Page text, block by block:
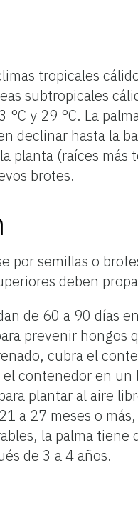
tropicales
subtropicales
y 29 °C. La
declinar hasta la
planta (raíces
brotes.
por semillas o
deben
de 60 a 90 días
prevenir hongos
cubra el
contenedor en
plantar al aire
a 27 meses o
la palma tiene
de 3 a 4 años.